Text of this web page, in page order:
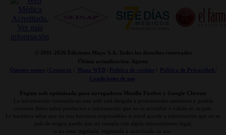
© 2011- 2026 Ediciones Mayo S.A. Todos los derechos reservados
Última actualización: Agosto
Quienes somos| Contacto Mapa WEB| Politica de cookies|
Politica de Privacidad /
Condiciones de uso
Página web optimizada para navegadores Mozilla Firefox y Google Chrome
La información contenida en esta web está dirigida a profesionales sanitarios y podría
contener datos sobre productos o información que no es accesible o válida en su país.
Le hacemos saber que no nos hacemos responsables si usted accede a información que en su
país de origen puede que no cumpla con algún requerimiento legal,
o no estar regulada, registrada o autorizado su uso.